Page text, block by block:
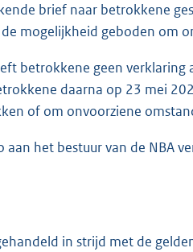
brief naar betrokkene
mogelijkheid geboden om
betrokkene geen verklaring
daarna op 23 mei
of om onvoorziene
het bestuur van de NBA
in strijd met de